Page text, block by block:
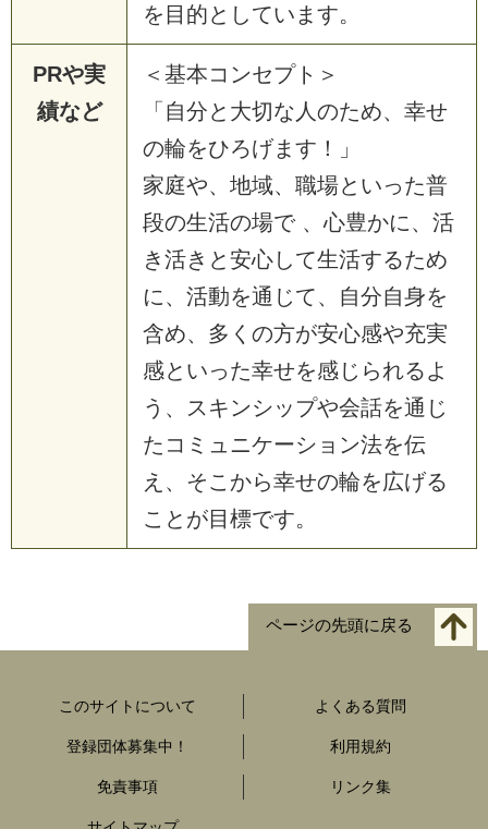
を目的としています。
PRや実
績など
＜基本コンセプト＞
「自分と大切な人のため、幸せ
の輪をひろげます！」
家庭や、地域、職場といった普
段の生活の場で 、心豊かに、活
き活きと安心して生活するため
に、活動を通じて、自分自身を
含め、多くの方が安心感や充実
感といった幸せを感じられるよ
う、スキンシップや会話を通じ
たコミュニケーション法を伝
え、そこから幸せの輪を広げる
ことが目標です。
ページの先頭に戻る
このサイトについて よくある質問
登録団体募集中！ 利用規約
免責事項 リンク集